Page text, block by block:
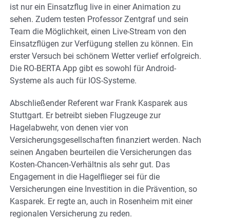
ist nur ein Einsatzflug live in einer Animation zu
sehen. Zudem testen Professor Zentgraf und sein
Team die Möglichkeit, einen Live-Stream von den
Einsatzflügen zur Verfügung stellen zu können. Ein
erster Versuch bei schönem Wetter verlief erfolgreich.
Die RO-BERTA App gibt es sowohl für Android-
Systeme als auch für IOS-Systeme.
Abschließender Referent war Frank Kasparek aus
Stuttgart. Er betreibt sieben Flugzeuge zur
Hagelabwehr, von denen vier von
Versicherungsgesellschaften finanziert werden. Nach
seinen Angaben beurteilen die Versicherungen das
Kosten-Chancen-Verhältnis als sehr gut. Das
Engagement in die Hagelflieger sei für die
Versicherungen eine Investition in die Prävention, so
Kasparek. Er regte an, auch in Rosenheim mit einer
regionalen Versicherung zu reden.